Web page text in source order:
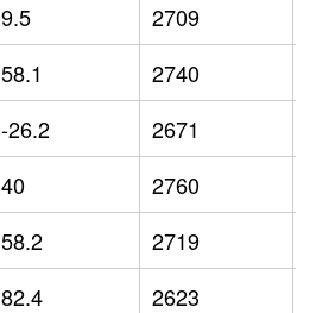
9.5 2709
58.1 2740
-26.2 2671
40 2760
58.2 2719
82.4 2623